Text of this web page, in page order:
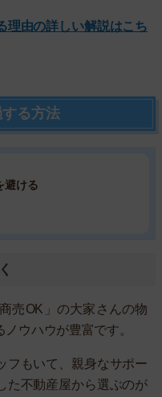
理由の詳しい解説はこち
る方法
避ける
売OK」の大家さんの物
ウハウが豊富です。
フもいて、親身なサポー
た不動産屋から選ぶのが